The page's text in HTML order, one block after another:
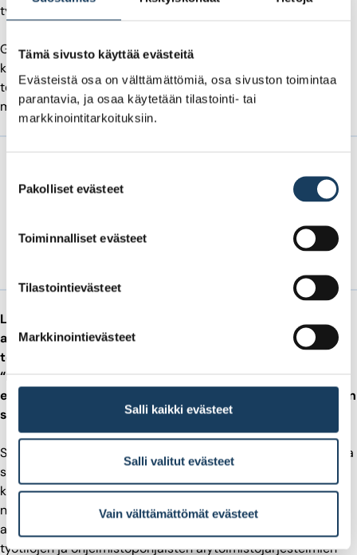
Tämä sivusto käyttää evästeitä
Evästeistä osa on välttämättömiä, osa sivuston toimintaa
parantavia, ja osaa käytetään tilastointi- tai
markkinointitarkoituksiin.
valinta
Pakolliset evästeet
Toiminnalliset evästeet
Tilastointievästeet
Markkinointievästeet
Salli kaikki evästeet
Salli valitut evästeet
Vain välttämättömät evästeet
työympäristöhankkeissa.
Globaalina yhtiönä seuraamme aktiivisesti kansainväliseen
kauppaan liittyviä muutoksia ja riskejä ja reagoimme niihin
tehokkaasti. Tämä mahdollistaa asemamme säilyttämisen
maailman johtavana älytoimistoratkaisujen toimittajana.
”älytoimistojärjestelmämme
osaksi toimistojen arkea.”
Listautumisen yhteydessä puhuitte uuden aikakauden
alkamisesta, jossa Framery laajentuu äänieristettyjen
toimistotilojen markkinajohtajasta myös
“kokonaisvaltaisten älytoimistojärjestelmien
edelläkävijäksi”. Mitä tämä käytännössä tarkoittaa yhtiön
strategialle ja tuotekehitykselle?
Strateginen laajentuminen älytoimistojärjestelmiin tarkoittaa
siirtymistä pelkästä kalustetoimittajasta työympäristöjen
kriittisen infrastruktuurin tarjoajaksi. Käytännössä tämä
näkyy tuotekehityksessämme siten, että jo yli 70
asiantuntijaa työskentelee täysipäiväisesti äänieristettyjen
työtilojen ja ohjelmistopohjaisten älytoimistojärjestelmien